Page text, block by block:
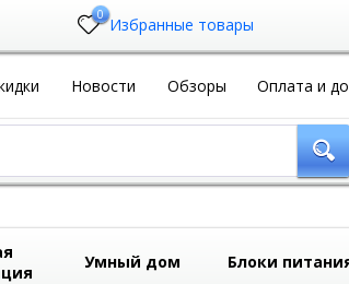
0 Избранные товары
Новости Обзоры Оплата и
Умный дом Блоки